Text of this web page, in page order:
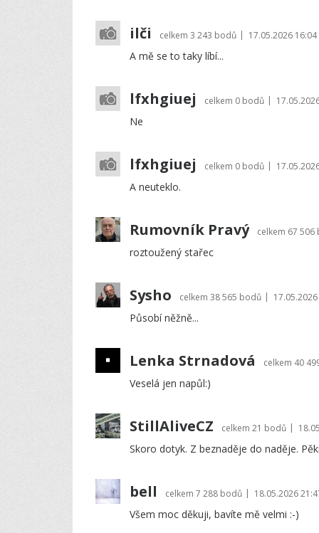
ilči celkem 3 243 bodů | 17.05.2026 16:04
A mě se to taky líbí...
lfxhgiuej celkem 0 bodů |
Ne
lfxhgiuej celkem 0 bodů |
A neuteklo.
Rumovník Pravý celkem 67 506
roztoužený stařec
Sysho celkem 38 565 bodů |
Působí něžně...
Lenka Strnadová celkem 40
Veselá jen napůl:)
StillAliveCZ celkem 21 bodů |
Skoro dotyk. Z beznaděje do naděje.
bell celkem 7 288 bodů | 18.05.2026
Všem moc děkuji, bavíte mě velmi :-)